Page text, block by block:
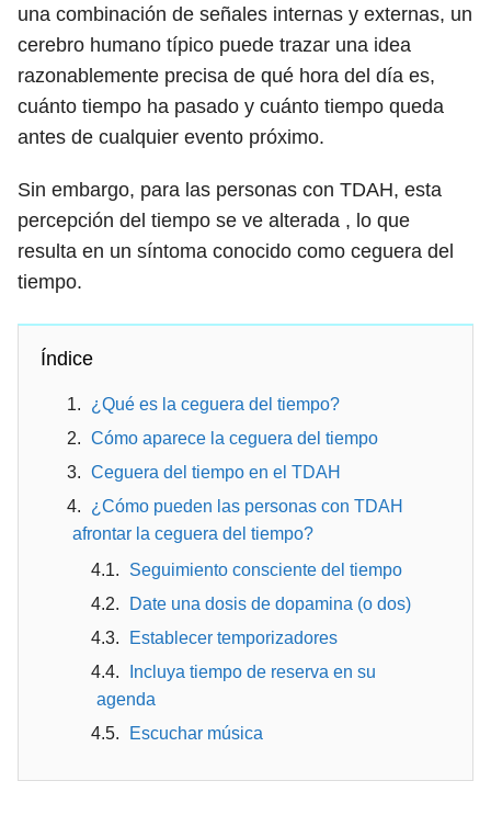
una combinación de señales internas y externas, un
cerebro humano típico puede trazar una idea
razonablemente precisa de qué hora del día es,
cuánto tiempo ha pasado y cuánto tiempo queda
antes de cualquier evento próximo.
Sin embargo, para las personas con TDAH, esta
percepción del tiempo se ve alterada , lo que
resulta en un síntoma conocido como ceguera del
tiempo.
Índice
¿Qué es la ceguera del tiempo?
Cómo aparece la ceguera del tiempo
Ceguera del tiempo en el TDAH
¿Cómo pueden las personas con TDAH
afrontar la ceguera del tiempo?
Seguimiento consciente del tiempo
Date una dosis de dopamina (o dos)
Establecer temporizadores
Incluya tiempo de reserva en su
agenda
Escuchar música